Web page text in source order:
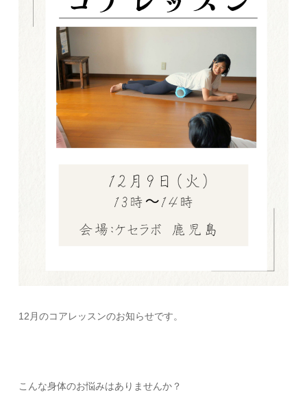
12月のコアレッスンのお知らせです。
こんな身体のお悩みはありませんか？